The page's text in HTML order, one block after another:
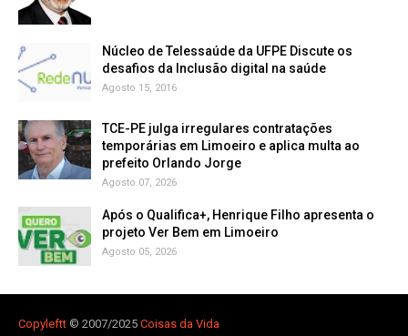
Núcleo de Telessaúde da UFPE Discute os
Agosto 15, 2016
TCE-PE julga irregulares contratações
temporárias em Limoeiro e aplica multa ao
prefeito Orlando Jorge
Agosto 07, 2026
Após o Qualifica+, Henrique Filho apresenta o
projeto Ver Bem em Limoeiro
Agosto 05, 2026
Copyleftt © 2007/2025 Coisas da Vida